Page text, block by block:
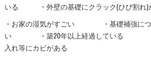
いる ・外壁の基礎にクラック(ひび割れ)
・お家の湿気がすごい ・基礎補強につ
い ・築20年以上経過している ・
入れ等にカビがある